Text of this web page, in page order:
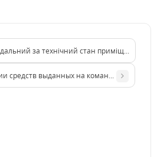
за технічний стан приміщення та
средств выданных на командировку или